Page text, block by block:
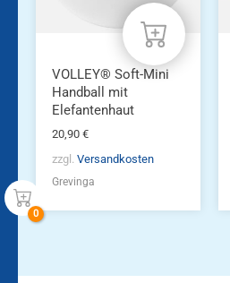
VOLLEY® Soft-Mini
Handball mit
Elefantenhaut
20,90 €
zzgl. Versandkosten
Grevinga